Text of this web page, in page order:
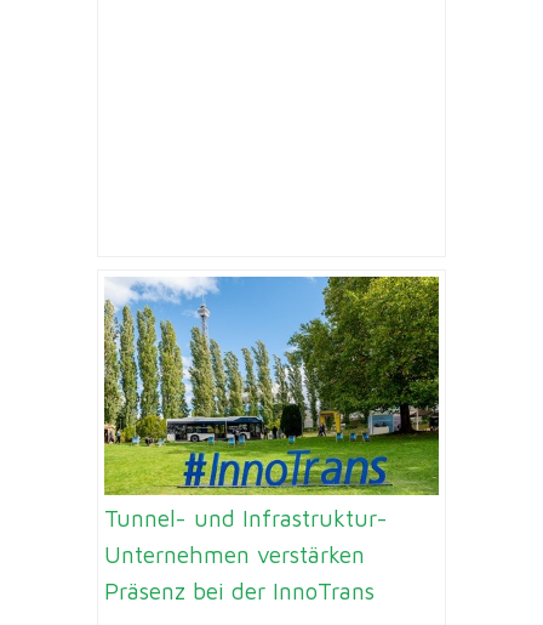
Tunnel- und Infrastruktur-
Unternehmen verstärken
Präsenz bei der InnoTrans